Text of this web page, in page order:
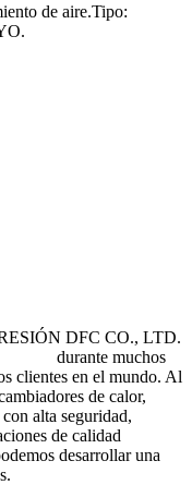
de aire.Tipo:
DFC CO., LTD.
durante muchos
clientes en el mundo. Al
de calor,
alta seguridad,
de calidad
desarrollar una